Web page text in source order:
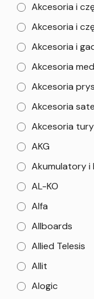
Akcesoria i
Akcesoria i
Akcesoria i
Akcesoria
Akcesoria
Akcesoria
Akcesoria
AKG
Akumulatory i
AL-KO
Alfa
Allboards
Allied Telesis
Allit
Alogic